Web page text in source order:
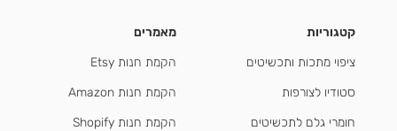
קטגוריות
ציפוי מתכות ותכשיטים
סטודיו לצורפות
חומרי גלם לתכשיטים
מאמרים
הקמת חנות Etsy
הקמת חנות Amazon
הקמת חנות Shopify